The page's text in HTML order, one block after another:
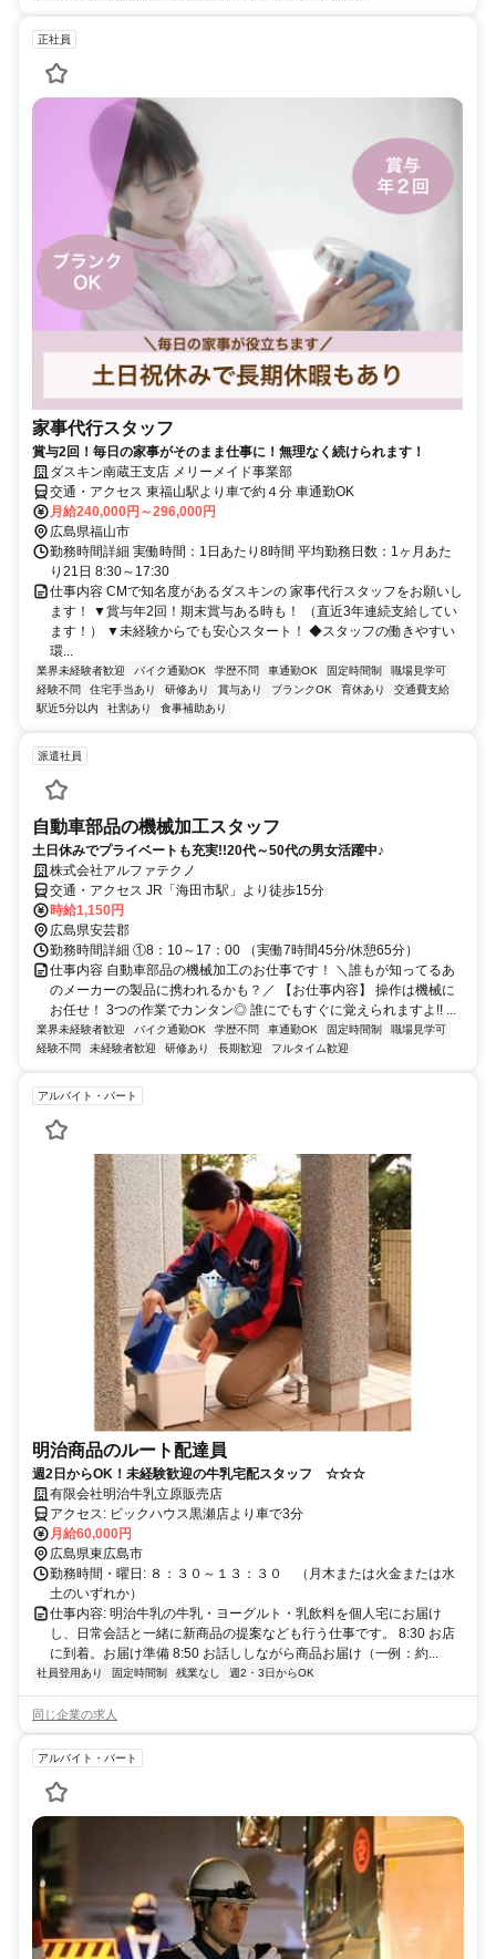
正社員
家事代行スタッフ
賞与2回！毎日の家事がそのまま仕事に！無理なく続けられます！
ダスキン南蔵王支店 メリーメイド事業部
交通・アクセス 東福山駅より車で約４分 車通勤OK
月給240,000円～296,000円
広島県福山市
勤務時間詳細 実働時間：1日あたり8時間 平均勤務日数：1ヶ月あた
り21日 8:30～17:30
仕事内容 CMで知名度があるダスキンの 家事代行スタッフをお願いし
ます！ ▼賞与年2回！期末賞与ある時も！ （直近3年連続支給してい
ます！） ▼未経験からでも安心スタート！ ◆スタッフの働きやすい
環...
業界未経験者歓迎 バイク通勤OK 学歴不問 車通勤OK 固定時間制
職場見学可
経験不問
住宅手当あり 研修あり 賞与あり ブランクOK 育休あり
交通費支給
駅近5分以内
社割あり 食事補助あり
派遣社員
自動車部品の機械加工スタッフ
土日休みでプライベートも充実!!20代～50代の男女活躍中♪
株式会社アルファテクノ
交通・アクセス JR「海田市駅」より徒歩15分
時給1,150円
広島県安芸郡
勤務時間詳細 ①8：10～17：00 （実働7時間45分/休憩65分）
仕事内容 自動車部品の機械加工のお仕事です！ ＼誰もが知ってるあ
のメーカーの製品に携われるかも？／ 【お仕事内容】 操作は機械に
お任せ！ 3つの作業でカンタン◎ 誰にでもすぐに覚えられますよ!! ...
業界未経験者歓迎 バイク通勤OK 学歴不問 車通勤OK 固定時間制
職場見学可
経験不問
未経験者歓迎 研修あり 長期歓迎 フルタイム歓迎
アルバイト・パート
明治商品のルート配達員
週2日からOK！未経験歓迎の牛乳宅配スタッフ ☆☆☆
有限会社明治牛乳立原販売店
アクセス: ビックハウス黒瀬店より車で3分
月給60,000円
広島県東広島市
勤務時間・曜日: ８：３０～１３：３０ （月木または火金または水
土のいずれか）
仕事内容: 明治牛乳の牛乳・ヨーグルト・乳飲料を個人宅にお届け
し、日常会話と一緒に新商品の提案なども行う仕事です。 8:30 お店
に到着。お届け準備 8:50 お話ししながら商品お届け（一例：約...
社員登用あり 固定時間制 残業なし 週2・3日からOK
同じ企業の求人
アルバイト・パート